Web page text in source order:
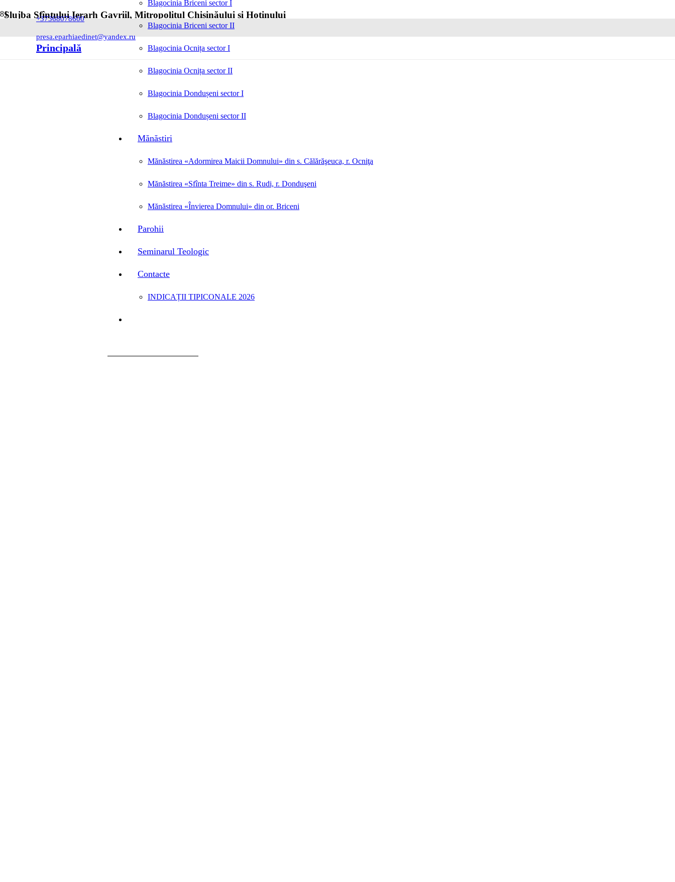
+37368078600
presa.eparhiaedinet@yandex.ru
Principală
Blagocinia Briceni sector I
Blagocinia Briceni sector II
Blagocinia Ocnița sector I
Blagocinia Ocnița sector II
Blagocinia Dondușeni sector I
Blagocinia Dondușeni sector II
Mănăstiri
Mănăstirea «Adormirea Maicii Domnului» din s. Călărăşeuca, r. Ocniţa
Mănăstirea «Sfînta Treime» din s. Rudi, r. Donduşeni
Mănăstirea «Învierea Domnului» din or. Briceni
Parohii
Seminarul Teologic
Contacte
INDICAȚII TIPICONALE 2026
Slujba Sfîntului Ierarh Gavriil, Mitropolitul Chișinăului și Hotinului